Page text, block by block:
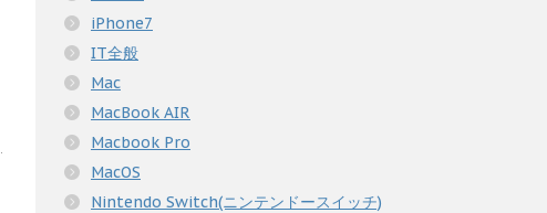
iPhone7
IT全般
Mac
MacBook AIR
Macbook Pro
MacOS
Nintendo Switch(ニンテンドースイッチ)